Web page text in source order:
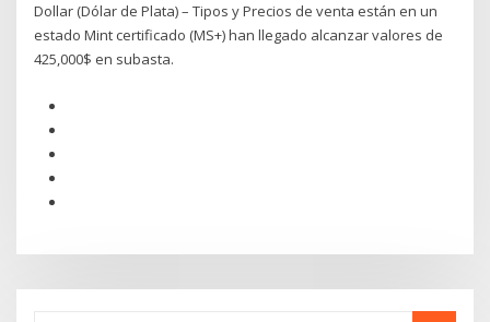
Dollar (Dólar de Plata) – Tipos y Precios de venta están en un
estado Mint certificado (MS+) han llegado alcanzar valores de
425,000$ en subasta.